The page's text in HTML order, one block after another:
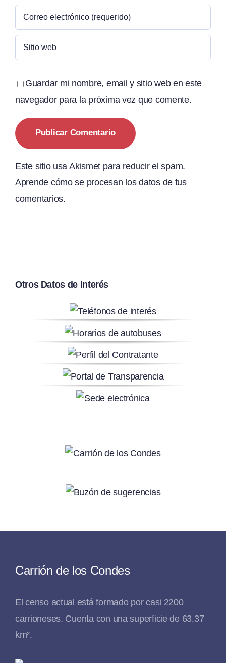
Guardar mi nombre, email y sitio web en este
navegador para la próxima vez que comente.
Este sitio usa Akismet para reducir el spam.
Aprende cómo se procesan los datos de tus
comentarios.
Otros Datos de Interés
Carrión de los Condes
El censo actual está formado por casi 2200
carrioneses. Cuenta con una superficie de 63,37
km².